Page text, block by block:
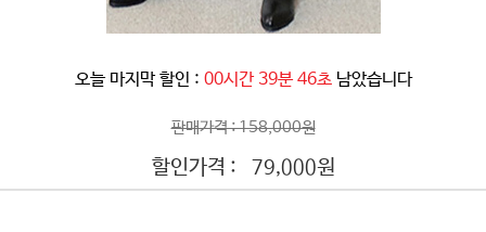
오늘 마지막 할인 : 00시간 39분 44초 남았습니다
판매가격 : 158,000원
할인가격 : 79,000원